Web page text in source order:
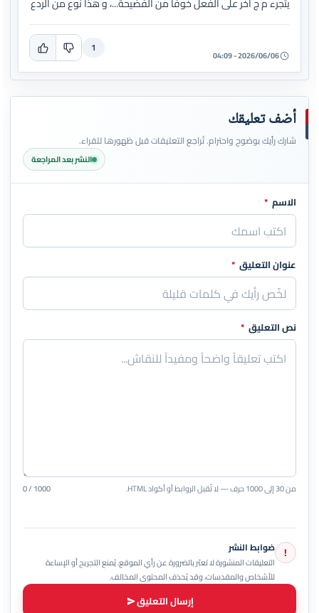
يتجرء م ج آخر على الفعل خوفا من الفضيحة...، و هذا نوع من الردع
2026/06/06 - 04:09
1
أضف تعليقك
شارك رأيك بوضوح واحترام. تُراجع التعليقات قبل ظهورها للقراء.
النشر بعد المراجعة
اترك هذا الحقل فارغاً
الاسم *
عنوان التعليق *
نص التعليق *
من 30 إلى 1000 حرف — لا تُقبل الروابط أو أكواد HTML. 0 / 1000
! ضوابط النشر
التعليقات المنشورة لا تعبّر بالضرورة عن رأي الموقع. يُمنع التجريح أو الإساءة
للأشخاص والمقدسات، وقد يُحذف المحتوى المخالف.
إرسال التعليق